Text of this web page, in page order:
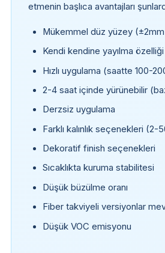
etmenin başlıca avantajları
Mükemmel düz yüzey
Kendi kendine yayılma özelliği
Hızlı uygulama (saatte 100-
2-4 saat içinde yürünebilir
Derzsiz uygulama
Farklı kalınlık seçenekleri (2-
Dekoratif finish seçenekleri
Sıcaklıkta kuruma stabilitesi
Düşük büzülme oranı
Fiber takviyeli versiyonlar
Düşük VOC emisyonu